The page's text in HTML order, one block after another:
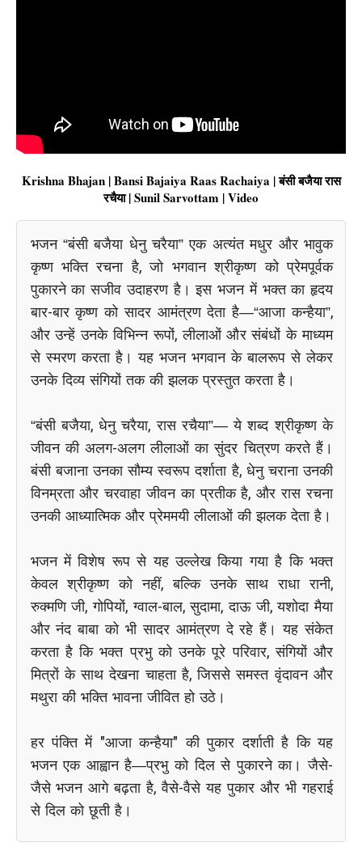
Krishna Bhajan | Bansi Bajaiya Raas Rachaiya | बंसी बजैया रास
रचैया | Sunil Sarvottam | Video
भजन “बंसी बजैया धेनु चरैया” एक अत्यंत मधुर और भावुक
कृष्ण भक्ति रचना है, जो भगवान श्रीकृष्ण को प्रेमपूर्वक
पुकारने का सजीव उदाहरण है। इस भजन में भक्त का हृदय
बार-बार कृष्ण को सादर आमंत्रण देता है—“आजा कन्हैया”,
और उन्हें उनके विभिन्न रूपों, लीलाओं और संबंधों के माध्यम
से स्मरण करता है। यह भजन भगवान के बालरूप से लेकर
उनके दिव्य संगियों तक की झलक प्रस्तुत करता है।
“बंसी बजैया, धेनु चरैया, रास रचैया”— ये शब्द श्रीकृष्ण के
जीवन की अलग-अलग लीलाओं का सुंदर चित्रण करते हैं।
बंसी बजाना उनका सौम्य स्वरूप दर्शाता है, धेनु चराना उनकी
विनम्रता और चरवाहा जीवन का प्रतीक है, और रास रचना
उनकी आध्यात्मिक और प्रेममयी लीलाओं की झलक देता है।
भजन में विशेष रूप से यह उल्लेख किया गया है कि भक्त
केवल श्रीकृष्ण को नहीं, बल्कि उनके साथ राधा रानी,
रुक्मणि जी, गोपियों, ग्वाल-बाल, सुदामा, दाऊ जी, यशोदा मैया
और नंद बाबा को भी सादर आमंत्रण दे रहे हैं। यह संकेत
करता है कि भक्त प्रभु को उनके पूरे परिवार, संगियों और
मित्रों के साथ देखना चाहता है, जिससे समस्त वृंदावन और
मथुरा की भक्ति भावना जीवित हो उठे।
हर पंक्ति में "आजा कन्हैया" की पुकार दर्शाती है कि यह
भजन एक आह्वान है—प्रभु को दिल से पुकारने का। जैसे-
जैसे भजन आगे बढ़ता है, वैसे-वैसे यह पुकार और भी गहराई
से दिल को छूती है।